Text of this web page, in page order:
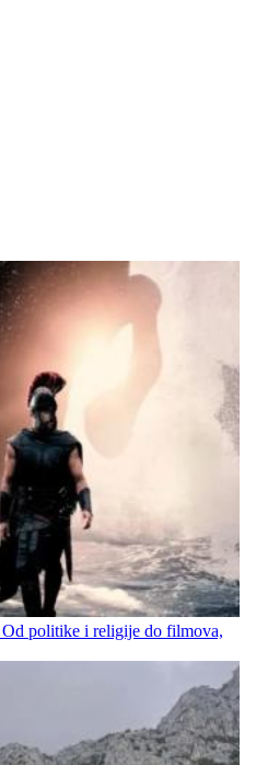
politike i religije do filmova,